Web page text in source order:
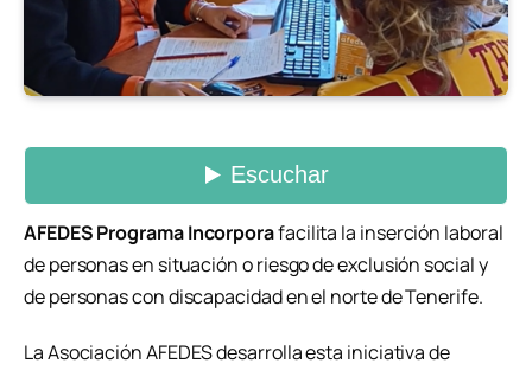
AFEDES Programa Incorporafacilita la inserción laboral
de personas en situación o riesgo de exclusión social y
de personas con discapacidad en el norte de Tenerife.
La Asociación AFEDES desarrolla esta iniciativa de